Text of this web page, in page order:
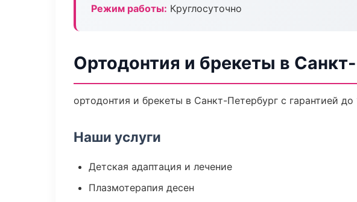
Режим работы: Круглосуточно
Ортодонтия и брекеты в
ортодонтия и брекеты в Санкт-Петербург с гарантией
Наши услуги
Детская адаптация и лечение
Плазмотерапия десен